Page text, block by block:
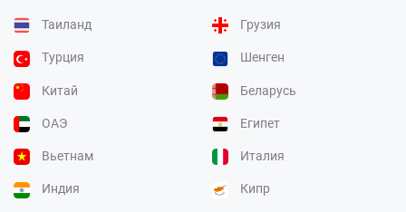
Таиланд Грузия
Турция Шенген
Китай Беларусь
ОАЭ Египет
Вьетнам Италия
Индия Кипр